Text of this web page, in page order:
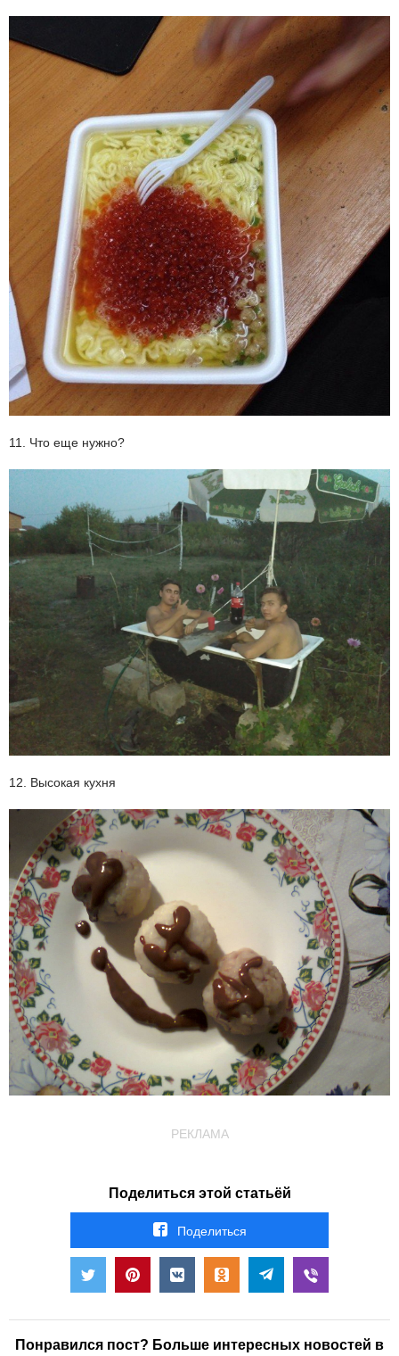
11. Что еще нужно?
12. Высокая кухня
РЕКЛАМА
Поделиться этой статьёй
Поделиться
Понравился пост? Больше интересных новостей в